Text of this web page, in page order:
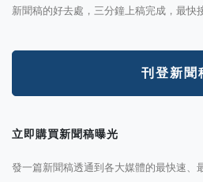
新聞稿的好去處，三分鐘上稿完成，最快
刊登新聞
立即購買新聞稿曝光
發一篇新聞稿透通到各大媒體的最快速、